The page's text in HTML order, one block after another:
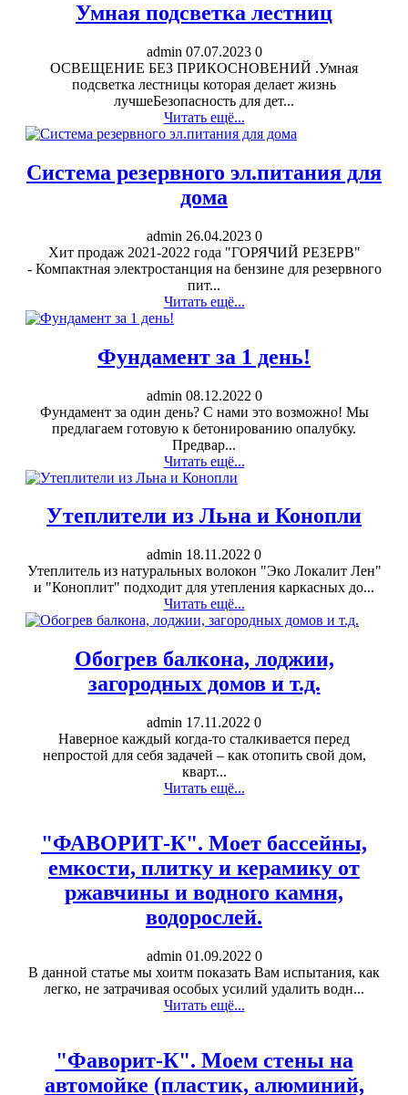
Умная подсветка лестниц
admin 07.07.2023 0
ОСВЕЩЕНИЕ БЕЗ ПРИКОСНОВЕНИЙ .Умная
подсветка лестницы которая делает жизнь
лучшеБезопасность для дет...
Читать ещё...
Система резервного эл.питания для
дома
admin 26.04.2023 0
Хит продаж 2021-2022 года "ГОРЯЧИЙ РЕЗЕРВ"
- Компактная электростанция на бензине для резервного
пит...
Читать ещё...
Фундамент за 1 день!
admin 08.12.2022 0
Фундамент за один день? С нами это возможно! Мы
предлагаем готовую к бетонированию опалубку.
Предвар...
Читать ещё...
Утеплители из Льна и Конопли
admin 18.11.2022 0
Утеплитель из натуральных волокон "Эко Локалит Лен"
и "Коноплит" подходит для утепления каркасных до...
Читать ещё...
Обогрев балкона, лоджии,
загородных домов и т.д.
admin 17.11.2022 0
Наверное каждый когда-то сталкивается перед
непростой для себя задачей – как отопить свой дом,
кварт...
Читать ещё...
"ФАВОРИТ-К". Моет бассейны,
емкости, плитку и керамику от
ржавчины и водного камня,
водорослей.
admin 01.09.2022 0
В данной статье мы хоитм показать Вам испытания, как
легко, не затрачивая особых усилий удалить водн...
Читать ещё...
"Фаворит-К". Моем стены на
автомойке (пластик, алюминий,